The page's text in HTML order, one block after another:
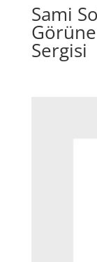
Sami
Sergisi